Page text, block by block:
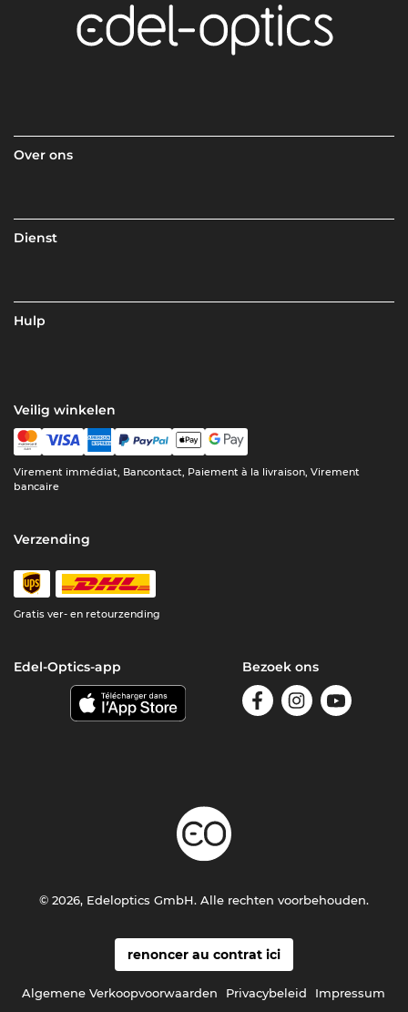
Over ons
Dienst
Hulp
Veilig winkelen
Virement immédiat, Bancontact, Paiement à la livraison, Virement
bancaire
Verzending
Gratis ver- en retourzending
Edel-Optics-app Bezoek ons
renoncer au contrat ici
Algemene Verkoopvoorwaarden Privacybeleid Impressum
© 2026, Edeloptics GmbH. Alle rechten voorbehouden.